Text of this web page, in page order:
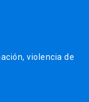
violencia de